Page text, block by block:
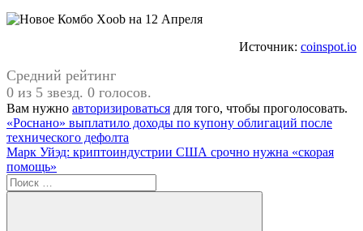
Источник: coinspot.io
Средний рейтинг
0 из 5 звезд. 0 голосов.
Вам нужно авторизироваться для того, чтобы проголосовать.
Навигация
по
записям
Предыдущая
запись:
«Роснано» выплатило доходы по купону облигаций после
технического дефолта
Следующая
запись:
Марк Уйэд: криптоиндустрии США срочно нужна «скорая
помощь»
Поиск
для: